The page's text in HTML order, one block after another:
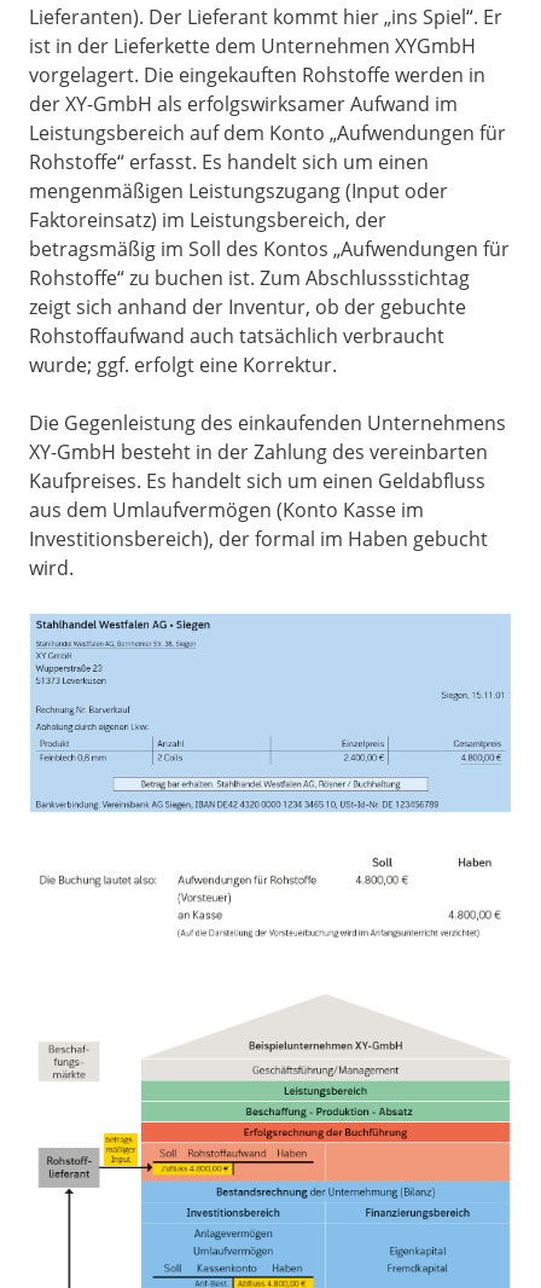
Lieferanten). Der Lieferant kommt hier „ins Spiel“. Er
ist in der Lieferkette dem Unternehmen XYGmbH
vorgelagert. Die eingekauften Rohstoffe werden in
der XY-GmbH als erfolgswirksamer Aufwand im
Leistungsbereich auf dem Konto „Aufwendungen für
Rohstoffe“ erfasst. Es handelt sich um einen
mengenmäßigen Leistungszugang (Input oder
Faktoreinsatz) im Leistungsbereich, der
betragsmäßig im Soll des Kontos „Aufwendungen für
Rohstoffe“ zu buchen ist. Zum Abschlussstichtag
zeigt sich anhand der Inventur, ob der gebuchte
Rohstoffaufwand auch tatsächlich verbraucht
wurde; ggf. erfolgt eine Korrektur.
Die Gegenleistung des einkaufenden Unternehmens
XY-GmbH besteht in der Zahlung des vereinbarten
Kaufpreises. Es handelt sich um einen Geldabfluss
aus dem Umlaufvermögen (Konto Kasse im
Investitionsbereich), der formal im Haben gebucht
wird.